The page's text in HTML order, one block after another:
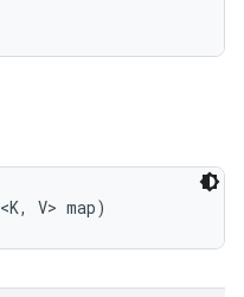
<K, V> map)